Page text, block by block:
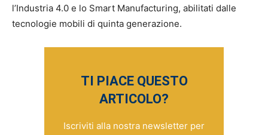
l’Industria 4.0 e lo Smart Manufacturing, abilitati dalle
tecnologie mobili di quinta generazione.
TI PIACE QUESTO
ARTICOLO?
Iscriviti alla nostra newsletter per